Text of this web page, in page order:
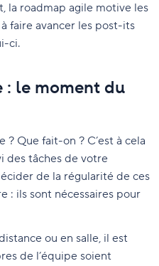
la roadmap agile motive les
faire avancer les post-its
ci.
: le moment du
Que fait-on ? C’est à cela
des tâches de votre
de la régularité de ces
: ils sont nécessaires pour
ou en salle, il est
de l’équipe soient